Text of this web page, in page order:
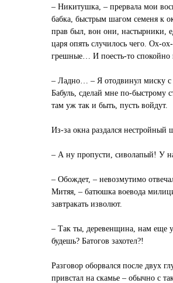
– Никитушка, – прервала мои
бабка, быстрым шагом семеня к
прав был, вон они, настырники,
царя опять случилось чего. Ох-
грешные… И поесть-то спокойно
– Ладно… – Я отодвинул миску
Бабуль, сделай мне по-быстрому
там уж так и быть, пусть войдут.
Из-за окна раздался нестройный
– А ну пропусти, сиволапый! У
– Обождет, – невозмутимо
Митяя, – батюшка воевода
завтракать изволют.
– Так ты, деревенщина, нам еще
будешь? Батогов захотел?!
Разговор оборвался после двух
привстал на скамье – обычно с